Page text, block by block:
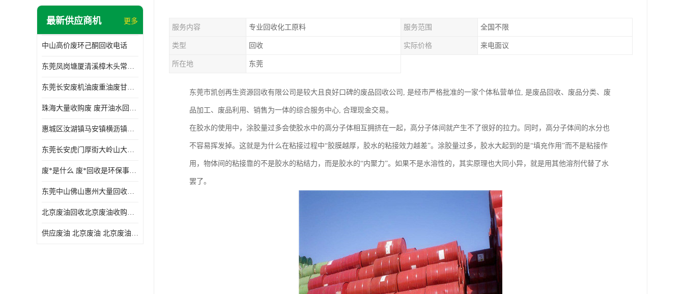
东莞回收废溶剂
废三氯乙烯回收
废混合溶剂回收
最新供应商机 更多
中山高价废环己酮回收电话
东莞凤岗塘厦清溪樟木头常平废液压油 废火花机油 废 废切削油 废齿轮油 废导轨油 废螺杆油
东莞长安废机油废重油废甘油废矿物油废燃料油废废润滑油废火花机油废油废齿轮油
珠海大量收购废 废开油水回收废酒精废废乙酯胶水废洗枪水废开油水废二废三氯丁脂乙脂废甲
惠城区汝湖镇马安镇横沥镇芦洲镇 惠阳新圩镇镇镇沙田镇废机油废液压油废润滑油废废火花机油废白电油废废齿轮油废白矿油废变压器油废燃料油
东莞长安虎门厚街大岭山大量回收废开油水废洗枪水废稀释剂
废*是什么 废*回收是环保事业吗
东莞中山佛山惠州大量回收废机油，废液压油，废润滑油，废，废火花机油，废白电油，废，废齿轮油，废白矿油，废变压器油，废燃料油，废切削油
北京废油回收北京废油收购再生注意的事项
供应废油 北京废油 北京废油回收 废油收购
服务内容 专业回收化工原料 服务范围 全国不限
类型 回收 实际价格 来电面议
所在地 东莞
东莞市凯创再生资源回收有限公司是较大且良好口碑的废品回收公司, 是经市严格批准的一家个体私营单位, 是废品回收、废品分类、废
品加工、废品利用、销售为一体的综合服务中心, 合理现金交易。
在胶水的使用中，涂胶量过多会使胶水中的高分子体相互拥挤在一起，高分子体间就产生不了很好的拉力。同时，高分子体间的水分也
不容易挥发掉。这就是为什么在粘接过程中“胶膜越厚，胶水的粘接效力越差”。涂胶量过多，胶水大起到的是“填充作用”而不是粘接作
用，物体间的粘接靠的不是胶水的粘结力，而是胶水的“内聚力”。如果不是水溶性的，其实原理也大同小异，就是用其他溶剂代替了水
罢了。